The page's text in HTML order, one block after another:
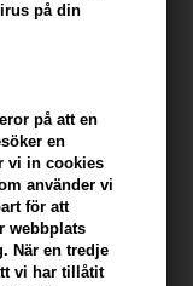
på din
på att en
en
vi in ​​cookies
använder vi
för att
webbplats
När en tredje
vi har tillåtit
konto
tallrikborste med
gyllene mjuka